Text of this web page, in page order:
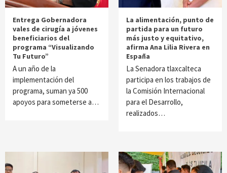
Entrega Gobernadora
vales de cirugía a jóvenes
beneficiarios del
programa “Visualizando
Tu Futuro”
A un año de la
implementación del
programa, suman ya 500
apoyos para someterse a…
La alimentación, punto de
partida para un futuro
más justo y equitativo,
afirma Ana Lilia Rivera en
España
La Senadora tlaxcalteca
participa en los trabajos de
la Comisión Internacional
para el Desarrollo,
realizados…